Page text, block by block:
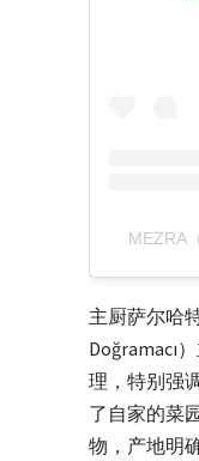
MEZRA
主厨萨尔哈
Doğramacı
理，特别强
了自家的菜
物，产地明